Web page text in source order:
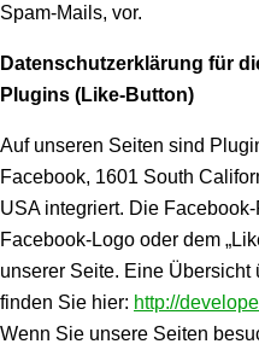
Spam-Mails, vor.
Datenschutzerklärung für
Plugins (Like-Button)
Auf unseren Seiten sind
Facebook, 1601 South
USA integriert. Die
Facebook-Logo oder dem
unserer Seite. Eine
finden Sie hier: http://
Wenn Sie unsere Seiten